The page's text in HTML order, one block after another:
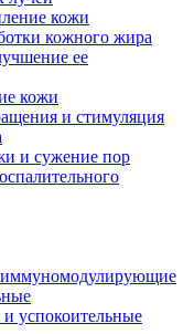
кожи
кожного жира
ее
кожи
и стимуляция
и сужение пор
успокоительные